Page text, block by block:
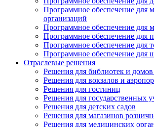
Программное обеспечение для
организаций
Программное обеспечение для
Программное обеспечение для
Программное обеспечение для
Программное обеспечение для
Отраслевые решения
Решения для библиотек и домов
Решения для вокзалов и
Решения для гостиниц
Решения для государственных
Решения для детских садов
Решения для магазинов
Решения для медицинских